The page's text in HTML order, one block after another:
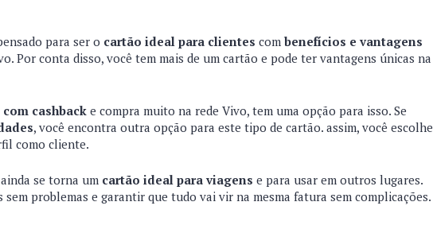
para ser o cartão ideal para clientes com benefícios e vantagens
Por conta disso, você tem mais de um cartão e pode ter vantagens únicas na
cashback e compra muito na rede Vivo, tem uma opção para isso. Se
, você encontra outra opção para este tipo de cartão. assim, você escolhe
como cliente.
se torna um cartão ideal para viagens e para usar em outros lugares.
sem problemas e garantir que tudo vai vir na mesma fatura sem complicações.